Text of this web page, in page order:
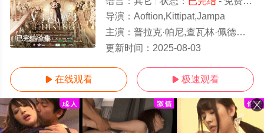
已完结/全集
导演： Aoftion,Kittipat,Jampa
主演： 普拉克·帕尼,查瓦林·佩德皮里亚旺,甘·克里查纳潘,塔那克利·奇安淳亚,提图特·钟玛尼拉特,Kong,Kongpob,Ji
更新时间： 2025-08-03
 在线观看  极速观看